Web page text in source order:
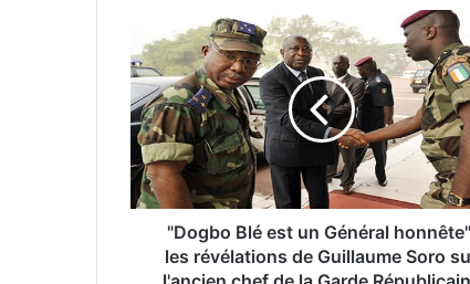
"Dogbo Blé est un Général
les révélations de Guillaume Soro